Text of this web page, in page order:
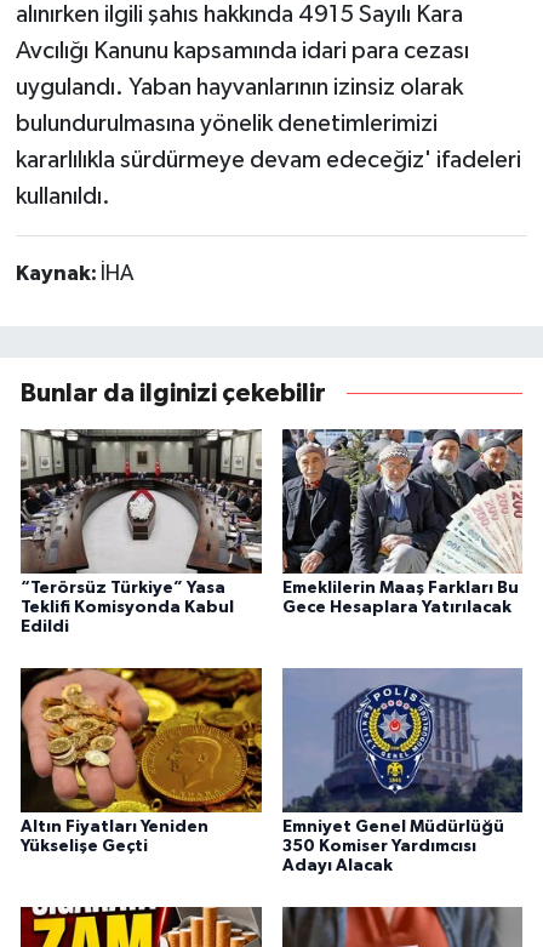
alınırken ilgili şahıs hakkında 4915 Sayılı Kara
Avcılığı Kanunu kapsamında idari para cezası
uygulandı. Yaban hayvanlarının izinsiz olarak
bulundurulmasına yönelik denetimlerimizi
kararlılıkla sürdürmeye devam edeceğiz' ifadeleri
kullanıldı.
Kaynak: İHA
Bunlar da ilginizi çekebilir
“Terörsüz Türkiye” Yasa
Teklifi Komisyonda Kabul
Edildi
Emeklilerin Maaş Farkları Bu
Gece Hesaplara Yatırılacak
Altın Fiyatları Yeniden
Yükselişe Geçti
Emniyet Genel Müdürlüğü
350 Komiser Yardımcısı
Adayı Alacak